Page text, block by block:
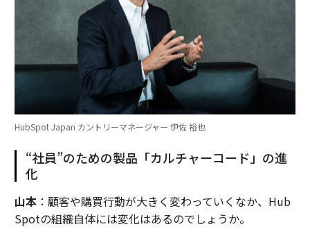
関連記事
社内エキスパートの価値を見逃す企業の隠れたリスク
2026年のコマース革命：フランチャイズブランドが直面する新たな競争環
ビジネスを10倍に成長させる：ChatGPTプロンプトで描く2026年戦略
「ラスベガス最後のカジノ王」がコロナ禍の大勝負に勝てた理由
HubSpot Japan カントリーマネージャー 伊佐 裕也
“社員”のための製品「カルチャーコード」の進
化
山本：顧客や購買行動が大きく変わっていくなか、Hub
Spotの組織自体には変化はあるのでしょうか。